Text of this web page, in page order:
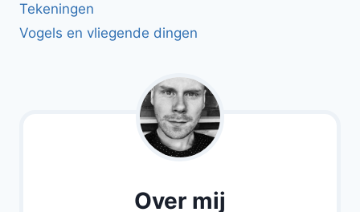
Tekeningen
Vogels en vliegende dingen
Over mij